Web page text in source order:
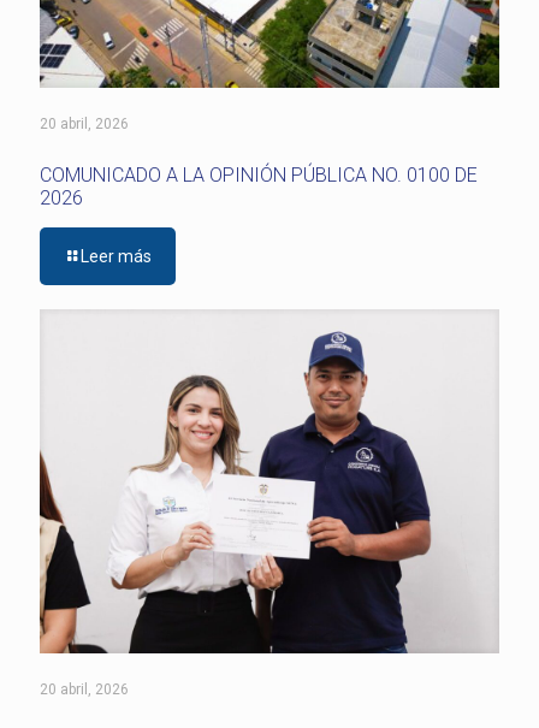
20 abril, 2026
COMUNICADO A LA OPINIÓN PÚBLICA NO. 0100 DE
2026
Leer más
20 abril, 2026